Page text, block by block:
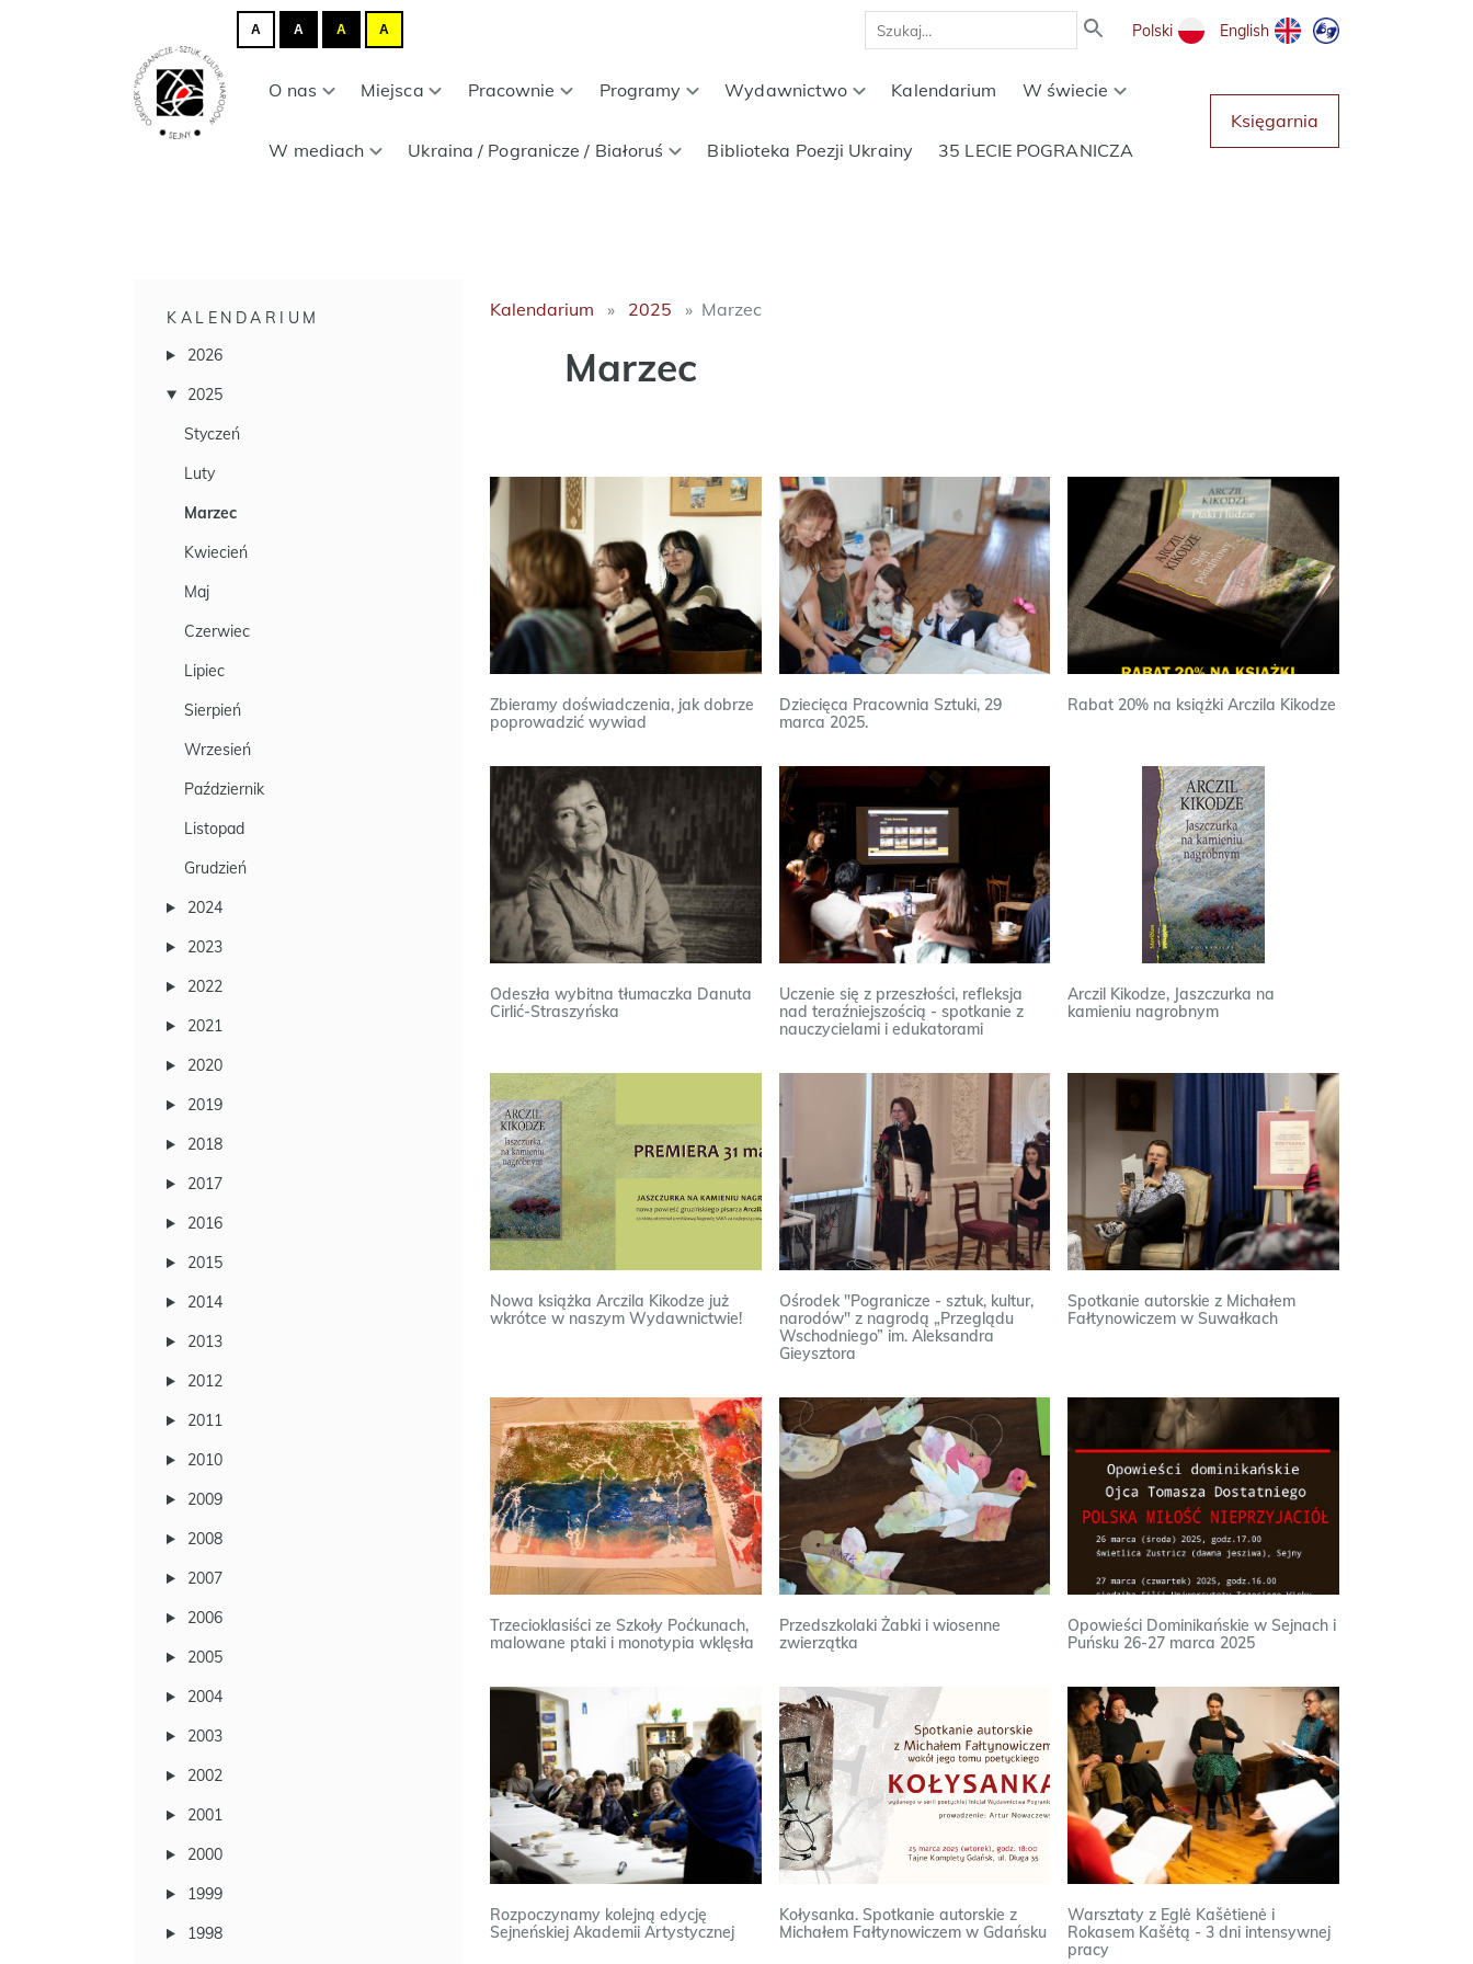
A A A A Polski English
O nas Miejsca Pracownie Programy Wydawnictwo Kalendarium W świecie
W mediach Ukraina / Pogranicze / Białoruś Biblioteka Poezji Ukrainy 35 LECIE POGRANICZA
Księgarnia
KALENDARIUM
2026
2025
Styczeń
Luty
Marzec
Kwiecień
Maj
Czerwiec
Lipiec
Sierpień
Wrzesień
Październik
Listopad
Grudzień
2024
2023
2022
2021
2020
2019
2018
2017
2016
2015
2014
2013
2012
2011
2010
2009
2008
2007
2006
2005
2004
2003
2002
2001
2000
1999
1998
Kalendarium 2025 Marzec
Marzec
Zbieramy doświadczenia, jak dobrze
poprowadzić wywiad
Dziecięca Pracownia Sztuki, 29
marca 2025.
Rabat 20% na książki Arczila Kikodze
Odeszła wybitna tłumaczka Danuta
Cirlić-Straszyńska
Uczenie się z przeszłości, refleksja
nad teraźniejszością - spotkanie z
nauczycielami i edukatorami
Arczil Kikodze, Jaszczurka na
kamieniu nagrobnym
Nowa książka Arczila Kikodze już
wkrótce w naszym Wydawnictwie!
Ośrodek "Pogranicze - sztuk, kultur,
narodów" z nagrodą „Przeglądu
Wschodniego” im. Aleksandra
Gieysztora
Spotkanie autorskie z Michałem
Fałtynowiczem w Suwałkach
Trzecioklasiści ze Szkoły Poćkunach,
malowane ptaki i monotypia wklęsła
Przedszkolaki Żabki i wiosenne
zwierzątka
Opowieści Dominikańskie w Sejnach i
Puńsku 26-27 marca 2025
Rozpoczynamy kolejną edycję
Sejneńskiej Akademii Artystycznej
Kołysanka. Spotkanie autorskie z
Michałem Fałtynowiczem w Gdańsku
Warsztaty z Eglė Kašėtienė i
Rokasem Kašėtą - 3 dni intensywnej
pracy